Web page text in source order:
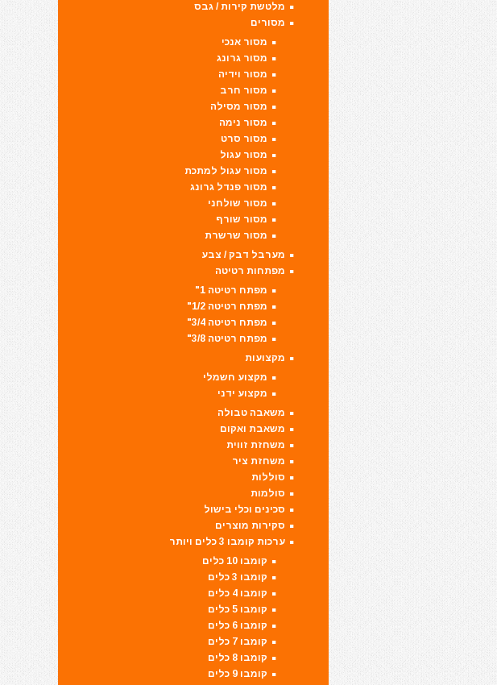
מלטשת קירות / גבס
מסורים
מסור אנכי
מסור גרונג
מסור וידיה
מסור חרב
מסור מסילה
מסור נימה
מסור סרט
מסור עגול
מסור עגול למתכת
מסור פנדל גרונג
מסור שולחני
מסור שורף
מסור שרשרת
מערבל דבק / צבע
מפתחות רטיטה
מפתח רטיטה 1"
מפתח רטיטה 1/2"
מפתח רטיטה 3/4"
מפתח רטיטה 3/8"
מקצועות
מקצוע חשמלי
מקצוע ידני
משאבה טבולה
משאבת ואקום
משחזת זווית
משחזת ציר
סוללות
סולמות
סכינים וכלי בישול
סקירות מוצרים
ערכות קומבו 3 כלים ויותר
קומבו 10 כלים
קומבו 3 כלים
קומבו 4 כלים
קומבו 5 כלים
קומבו 6 כלים
קומבו 7 כלים
קומבו 8 כלים
קומבו 9 כלים